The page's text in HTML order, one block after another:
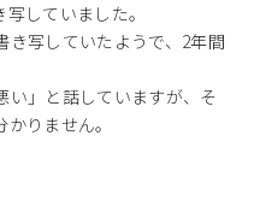
していました。
き写していたようで、2年間
い」と話していますが、そ
りません。